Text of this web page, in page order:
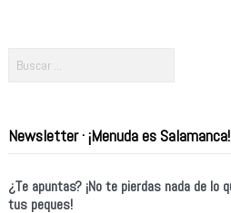
Newsletter · ¡Menuda es Salamanca!
¿Te apuntas? ¡No te pierdas nada de lo
tus peques!